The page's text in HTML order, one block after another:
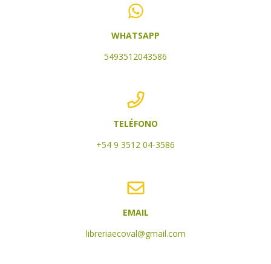
WHATSAPP
5493512043586
TELÉFONO
+54 9 3512 04-3586
EMAIL
libreriaecoval@gmail.com